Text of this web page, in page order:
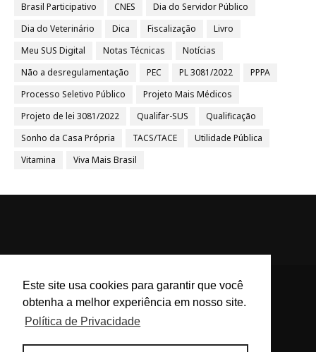
Este site usa cookies para garantir que você
obtenha a melhor experiência em nosso site.
Política de Privacidade
Brasil Participativo
CNES
Dia do Servidor Público
Dia do Veterinário
Dica Fiscalização
Livro
Meu SUS Digital
Notas Técnicas
Notícias
Não a desregulamentação
PEC PL 3081/2022
PPPA
Processo Seletivo Público
Projeto Mais Médicos
Projeto de lei 3081/2022
Qualifar-SUS
Qualificação
Sonho da Casa Própria
TACS/TACE
Utilidade Pública
Vitamina
Viva Mais Brasil
ACS e ACE Brasil - Agentes
Comunitários de Saúde e